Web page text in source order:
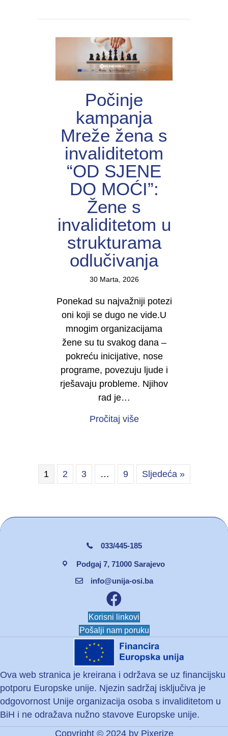
Počinje
kampanja
Mreže žena s
invaliditetom
“OD SJENE
DO MOĆI”:
Žene s
invaliditetom u
strukturama
odlučivanja
30 Marta, 2026
Ponekad su najvažniji potezi
oni koji se dugo ne vide.U
mnogim organizacijama
žene su tu svakog dana –
pokreću inicijative, nose
programe, povezuju ljude i
rješavaju probleme. Njihov
rad je…
Pročitaj višeabout Počinje
1 2 3 … 9 Sljedeća »
033/445-185
Podgaj 7, 71000 Sarajevo
info@unija-osi.ba
Facebook unija osi
Korisni linkovi
Pošalji nam poruku
Ova web stranica je kreirana i održava se uz financijsku
potporu Europske unije. Njezin sadržaj isključiva je
odgovornost Unije organizacija osoba s invaliditetom u
BiH i ne odražava nužno stavove Europske unije.
Copyright © 2024 by Pixerize